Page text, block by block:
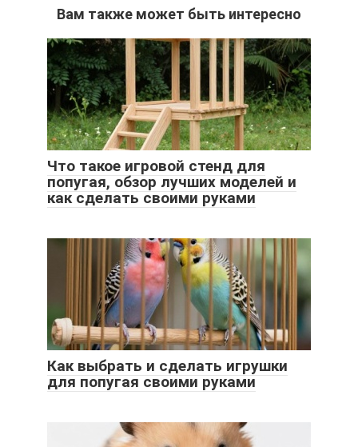
Вам также может быть интересно
Что такое игровой стенд для
попугая, обзор лучших моделей и
как сделать своими руками
Как выбрать и сделать игрушки
для попугая своими руками